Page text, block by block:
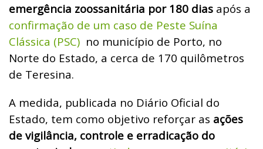
emergência zoossanitária por 180 dias após a
confirmação de um caso de Peste Suína
Clássica (PSC) no município de Porto, no
Norte do Estado, a cerca de 170 quilômetros
de Teresina.
A medida, publicada no Diário Oficial do
Estado, tem como objetivo reforçar as ações
de vigilância, controle e erradicação do